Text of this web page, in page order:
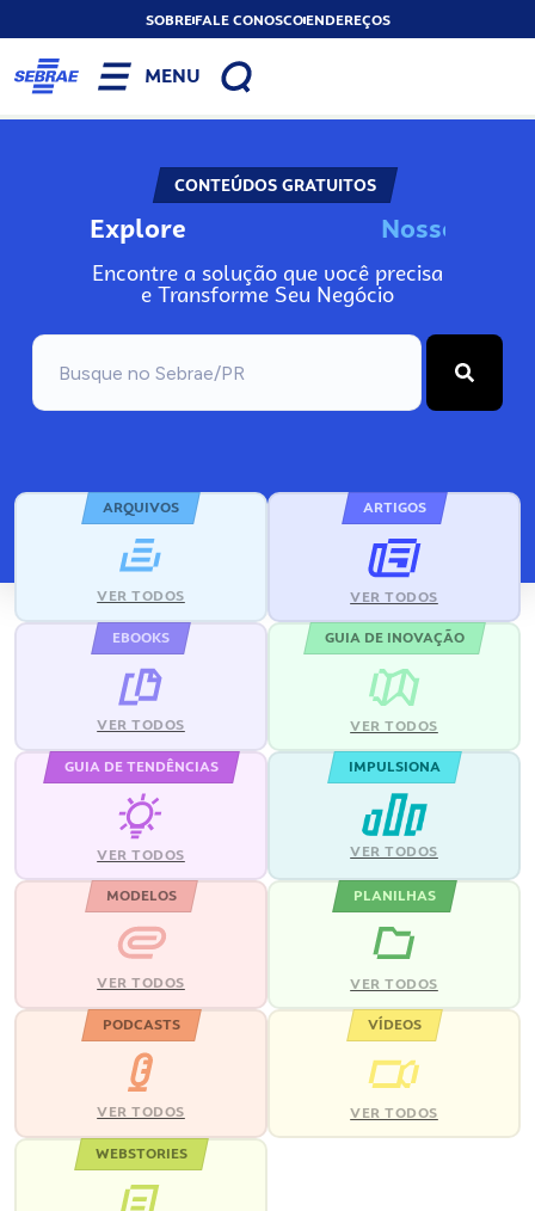
SOBREFALE CONOSCOENDEREÇOS
MENU
CONTEÚDOS GRATUITOS
Explore Nos
Encontre a solução que você precisa
e Transforme Seu Negócio
ARQUIVOS
VER TODOS
ARTIGOS
VER TODOS
EBOOKS
VER TODOS
GUIA DE INOVAÇÃO
VER TODOS
GUIA DE TENDÊNCIAS
VER TODOS
IMPULSIONA
VER TODOS
MODELOS
VER TODOS
PLANILHAS
VER TODOS
PODCASTS
VER TODOS
VÍDEOS
VER TODOS
WEBSTORIES